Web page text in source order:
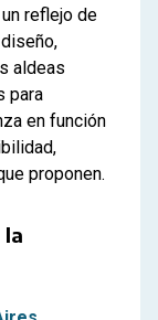
reflejo de
aldeas
para
en función
proponen.
la